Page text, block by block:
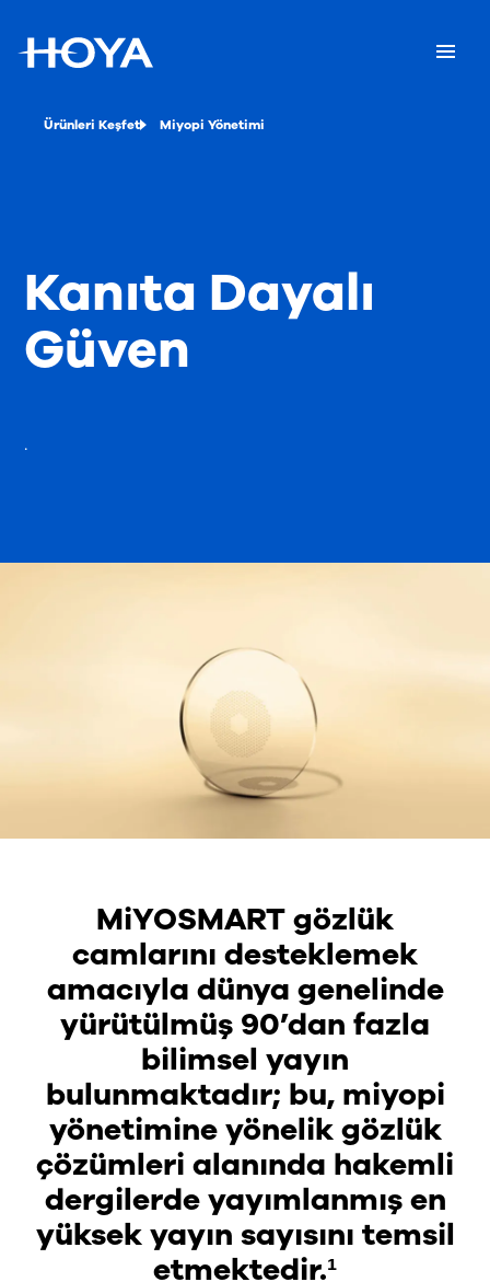
Ürünleri Keşfet Miyopi Yönetimi
.
Kanıta Dayalı
Güven
MiYOSMART gözlük
camlarını desteklemek
amacıyla dünya genelinde
yürütülmüş 90’dan fazla
bilimsel yayın
bulunmaktadır; bu, miyopi
yönetimine yönelik gözlük
çözümleri alanında hakemli
dergilerde yayımlanmış en
yüksek yayın sayısını temsil
etmektedir.¹